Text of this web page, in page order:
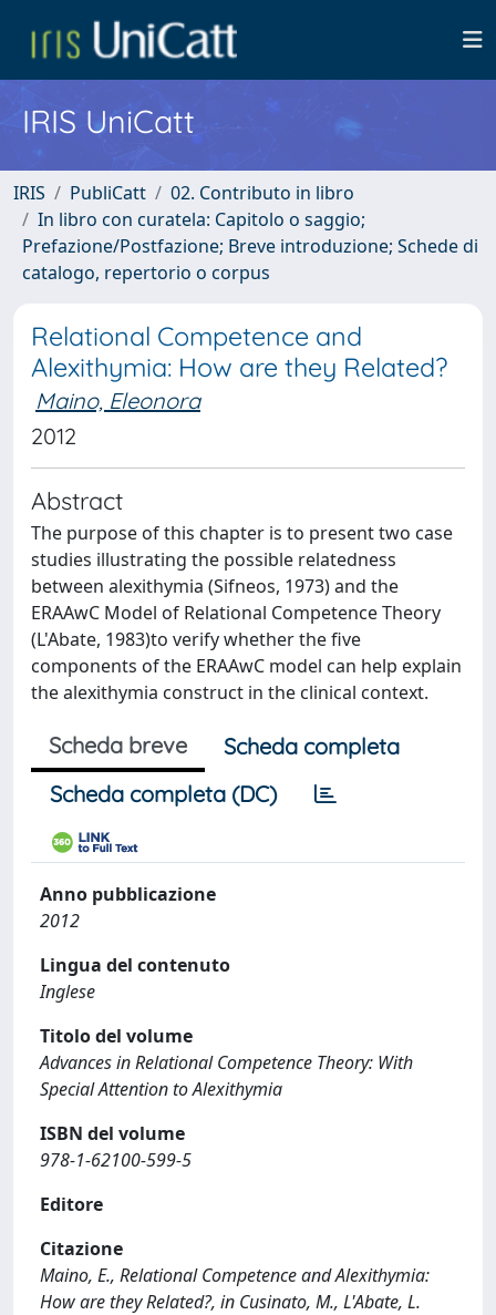
IRIS UniCatt
IRIS PubliCatt
02. Contributo in libro
In libro con curatela: Capitolo o saggio;
Prefazione/Postfazione; Breve introduzione; Schede di
catalogo, repertorio o corpus
Relational Competence and
Alexithymia: How are they Related?
Maino, Eleonora
2012
Abstract
The purpose of this chapter is to present two case
studies illustrating the possible relatedness
between alexithymia (Sifneos, 1973) and the
ERAAwC Model of Relational Competence Theory
(L'Abate, 1983)to verify whether the five
components of the ERAAwC model can help explain
the alexithymia construct in the clinical context.
Scheda breve
Scheda completa
Scheda completa (DC)
Anno pubblicazione
2012
Lingua del contenuto
Inglese
Titolo del volume
Advances in Relational Competence Theory: With
Special Attention to Alexithymia
ISBN del volume
978-1-62100-599-5
Editore
Citazione
Maino, E., Relational Competence and Alexithymia:
How are they Related?, in Cusinato, M., L'Abate, L.